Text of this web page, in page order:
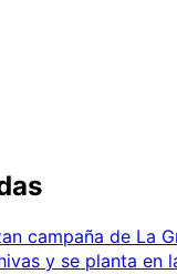
campaña de La
y se planta en